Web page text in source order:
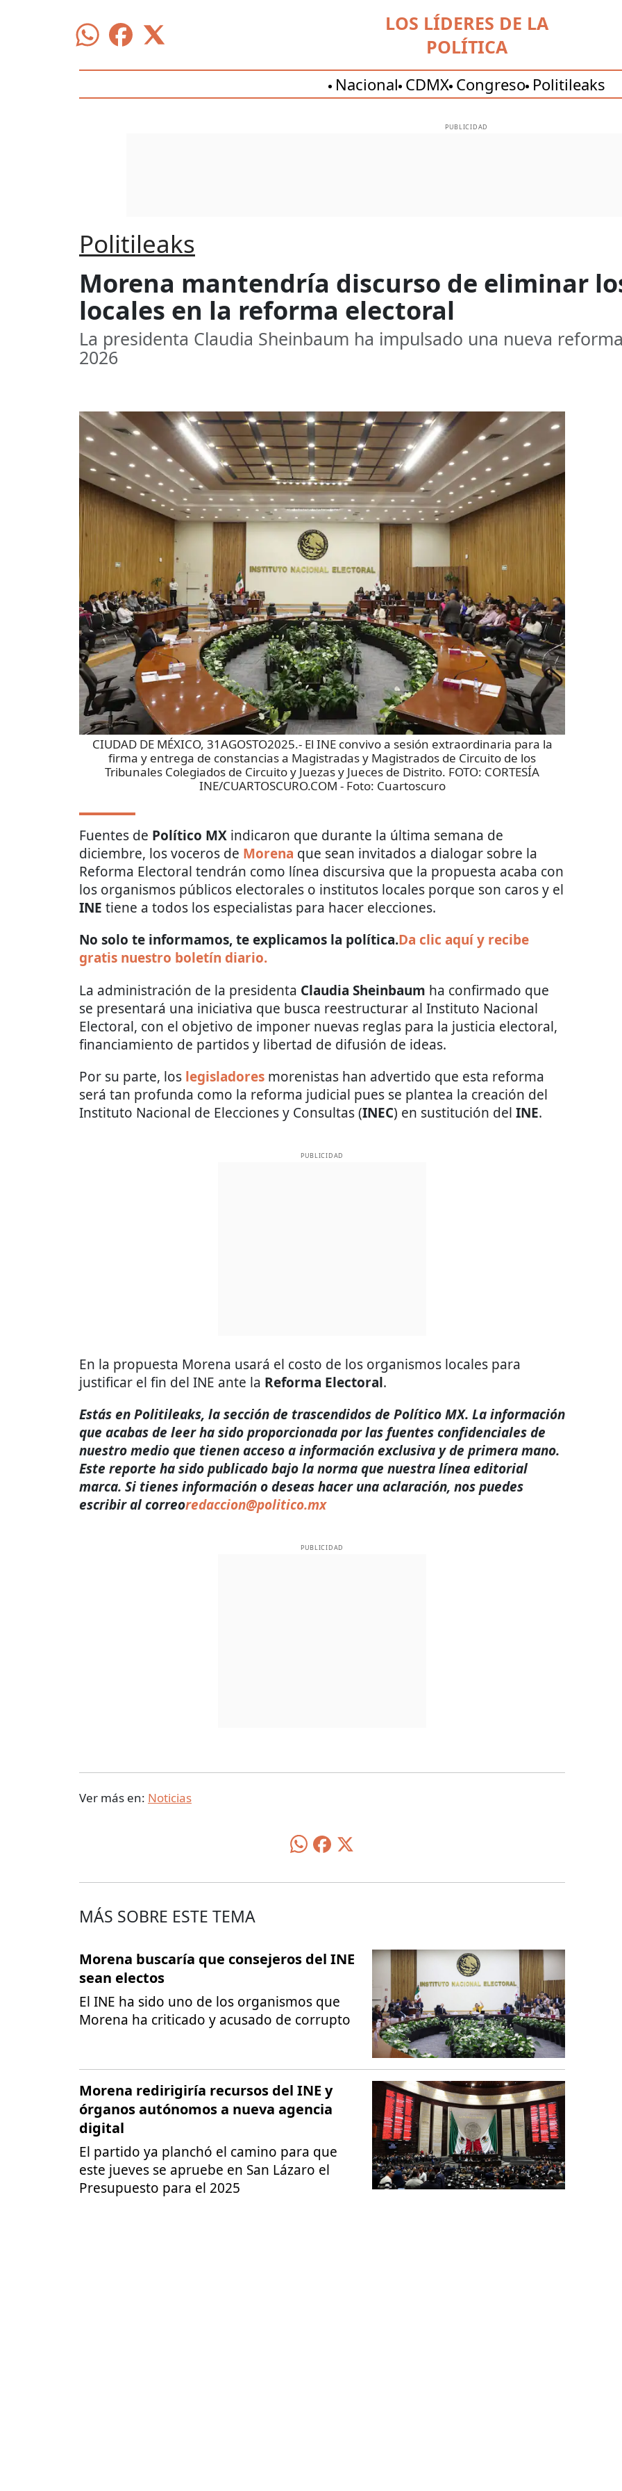
LOS LÍDERES DE LA
POLÍTICA
Nacional CDMX Congreso Politileaks
PUBLICIDAD
Politileaks
Morena mantendría discurso de eliminar
locales en la reforma electoral
La presidenta Claudia Sheinbaum ha impulsado una nueva
2026
CIUDAD DE MÉXICO, 31AGOSTO2025.- El INE convivo a sesión extraordinaria para la
firma y entrega de constancias a Magistradas y Magistrados de Circuito de los
Tribunales Colegiados de Circuito y Juezas y Jueces de Distrito. FOTO: CORTESÍA
INE/CUARTOSCURO.COM - Foto: Cuartoscuro
Fuentes de Político MX indicaron que durante la última semana de
diciembre, los voceros de Morena que sean invitados a dialogar sobre la
Reforma Electoral tendrán como línea discursiva que la propuesta acaba con
los organismos públicos electorales o institutos locales porque son caros y el
INE tiene a todos los especialistas para hacer elecciones.
No solo te informamos, te explicamos la política.Da clic aquí y recibe
gratis nuestro boletín diario.
La administración de la presidenta Claudia Sheinbaum ha confirmado que
se presentará una iniciativa que busca reestructurar al Instituto Nacional
Electoral, con el objetivo de imponer nuevas reglas para la justicia electoral,
financiamiento de partidos y libertad de difusión de ideas.
Por su parte, los legisladores morenistas han advertido que esta reforma
será tan profunda como la reforma judicial pues se plantea la creación del
Instituto Nacional de Elecciones y Consultas (INEC) en sustitución del INE.
PUBLICIDAD
En la propuesta Morena usará el costo de los organismos locales para
justificar el fin del INE ante la Reforma Electoral.
Estás en Politileaks, la sección de trascendidos de Político MX. La información
que acabas de leer ha sido proporcionada por las fuentes confidenciales de
nuestro medio que tienen acceso a información exclusiva y de primera mano.
Este reporte ha sido publicado bajo la norma que nuestra línea editorial
marca. Si tienes información o deseas hacer una aclaración, nos puedes
escribir al correoredaccion@politico.mx
PUBLICIDAD
Ver más en: Noticias
MÁS SOBRE ESTE TEMA
Morena buscaría que consejeros del INE
sean electos
El INE ha sido uno de los organismos que
Morena ha criticado y acusado de corrupto
Morena redirigiría recursos del INE y
órganos autónomos a nueva agencia
digital
El partido ya planchó el camino para que
este jueves se apruebe en San Lázaro el
Presupuesto para el 2025